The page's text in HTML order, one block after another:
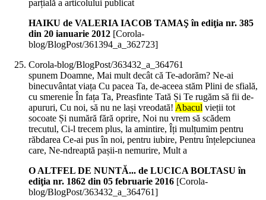
parțială a articolului publicat
HAIKU de VALERIA IACOB TAMAŞ în ediţia nr. 385
din 20 ianuarie 2012 [Corola-
blog/BlogPost/361394_a_362723]
Corola-blog/BlogPost/363432_a_364761
spunem Doamne, Mai mult decât că Te-adorăm? Ne-ai
binecuvântat viața Cu pacea Ta, de-aceea stăm Plini de sfială,
cu smerenie În fața Ta, Preasfinte Tată Și Te rugăm să fii de-
apururi, Cu noi, să nu ne lași vreodată! Abacul vieții tot
socoate Și numără fără oprire, Noi nu vrem să scădem
trecutul, Ci-l trecem plus, la amintire, Îți mulțumim pentru
răbdarea Ce-ai pus în noi, pentru iubire, Pentru înțelepciunea
care, Ne-ndreaptă pașii-n nemurire, Mult a
O ALTFEL DE NUNTĂ... de LUCICA BOLTASU în
ediţia nr. 1862 din 05 februarie 2016 [Corola-
blog/BlogPost/363432_a_364761]